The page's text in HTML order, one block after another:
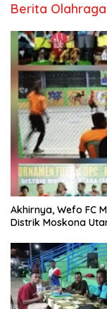
Berita Olahraga
Akhirnya, Wefo FC
Distrik Moskona